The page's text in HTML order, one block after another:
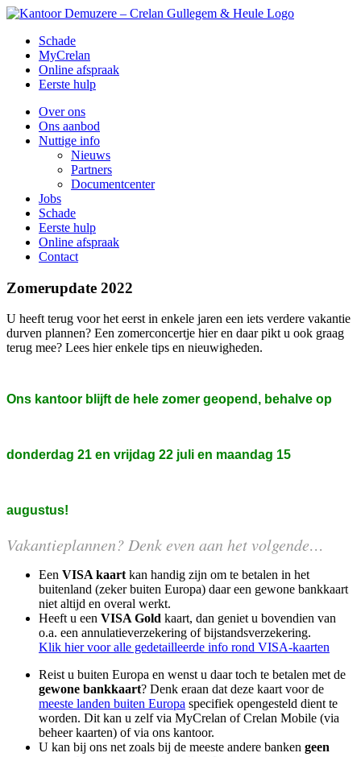
Skip
contentSchade
MyCrelan
Online afspraak
Eerste hulp
Over ons
Ons aanbod
Nuttige info
Nieuws
Partners
Documentcenter
Jobs
Schade
Eerste hulp
Online afspraak
Contact
Zomerupdate 2022
U heeft terug voor het eerst in enkele jaren een iets verdere vakantie
durven plannen? Een zomerconcertje hier en daar pikt u ook graag
terug mee? Lees hier enkele tips en nieuwigheden.
Ons kantoor blijft de hele zomer geopend, behalve op
donderdag 21 en vrijdag 22 juli en maandag 15
augustus!
Vakantieplannen? Denk even aan het volgende…
Een VISA kaartkan handig zijn om te betalen in het
buitenland (zeker buiten Europa) daar een gewone bankkaart
niet altijd en overal werkt.
Heeft u een VISA Gold kaart, dan geniet u bovendien van
o.a. een annulatieverzekering of bijstandsverzekering.
Klik hier voor alle gedetailleerde info rond VISA-kaarten
Reist u buiten Europa en wenst u daar toch te betalen met de
gewone bankkaart? Denk eraan dat deze kaart voor de
meeste landen buiten Europa specifiek opengesteld dient te
worden. Dit kan u zelf via MyCrelan of Crelan Mobile (via
beheer kaarten) of via ons kantoor.
U kan bij ons net zoals bij de meeste andere banken geen